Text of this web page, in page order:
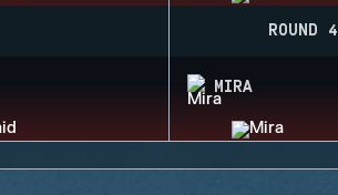
ROUND 4
MIRA